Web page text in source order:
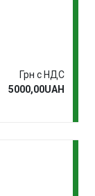
Грн с НДС
5000,00UAH